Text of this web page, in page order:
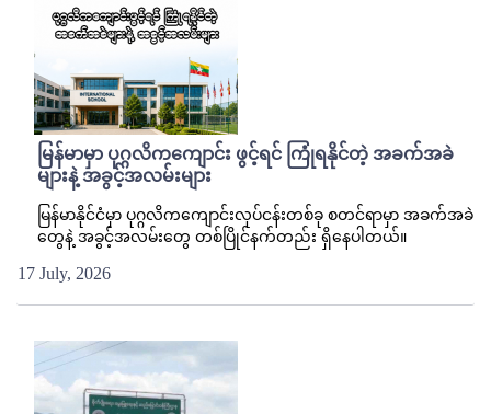
မြန်မာမှာ ပုဂ္ဂလိကကျောင်း ဖွင့်ရင် ကြုံရနိုင်တဲ့ အခက်အခဲ
များနဲ့ အခွင့်အလမ်းများ
မြန်မာနိုင်ငံမှာ ပုဂ္ဂလိကကျောင်းလုပ်ငန်းတစ်ခု စတင်ရာမှာ အခက်အခဲ
တွေနဲ့ အခွင့်အလမ်းတွေ တစ်ပြိုင်နက်တည်း ရှိနေပါတယ်။
17 July, 2026